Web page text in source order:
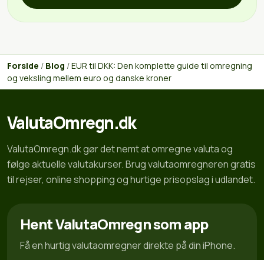
Forside / Blog /EUR til DKK: Den komplette guide til omregning
og veksling mellem euro og danske kroner
ValutaOmregn.dk
ValutaOmregn.dk gør det nemt at omregne valuta og
følge aktuelle valutakurser. Brug valutaomregneren gratis
til rejser, online shopping og hurtige prisopslag i udlandet.
Hent ValutaOmregn som app
Få en hurtig valutaomregner direkte på din iPhone.